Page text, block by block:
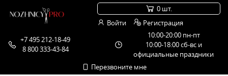
+7 495 212-18-49
8 800 333-43-84
10:00-20:00 пн-пт
10:00-18:00 сб-вс и
официальные праздники
Перезвоните мне
0 шт.
Войти
Регистрация